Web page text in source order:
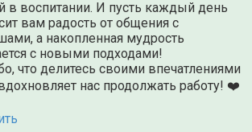
в воспитании. И пусть каждый день
вам радость от общения с
а накопленная мудрость
с новыми подходами!
что делитесь своими впечатлениями
нас продолжать работу! ❤️